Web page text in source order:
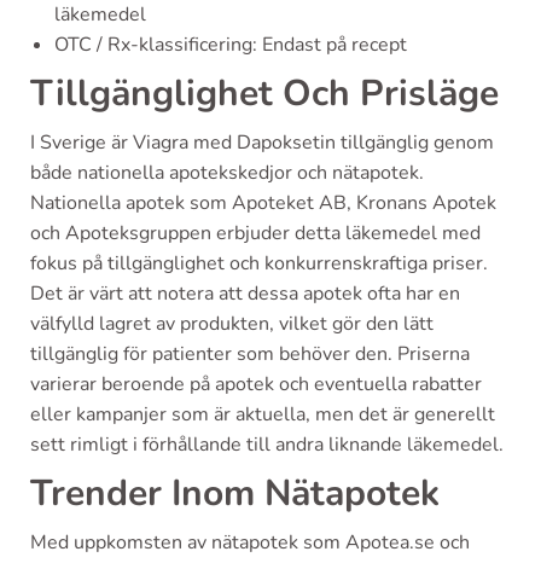
läkemedel
OTC / Rx-klassificering: Endast på recept
Tillgänglighet Och Prisläge
I Sverige är Viagra med Dapoksetin tillgänglig genom
både nationella apotekskedjor och nätapotek.
Nationella apotek som Apoteket AB, Kronans Apotek
och Apoteksgruppen erbjuder detta läkemedel med
fokus på tillgänglighet och konkurrenskraftiga priser.
Det är värt att notera att dessa apotek ofta har en
välfylld lagret av produkten, vilket gör den lätt
tillgänglig för patienter som behöver den. Priserna
varierar beroende på apotek och eventuella rabatter
eller kampanjer som är aktuella, men det är generellt
sett rimligt i förhållande till andra liknande läkemedel.
Trender Inom Nätapotek
Med uppkomsten av nätapotek som Apotea.se och